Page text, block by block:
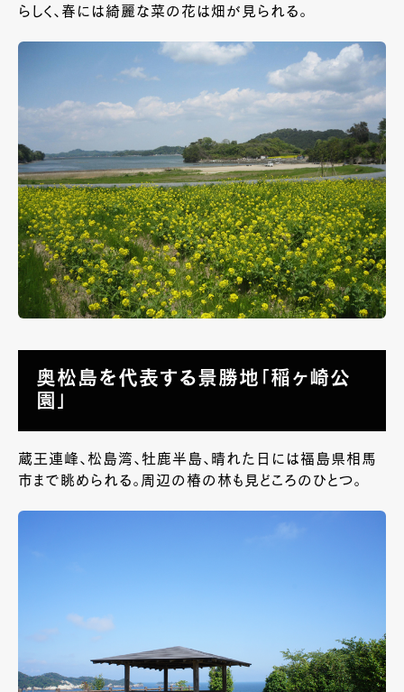
らしく、春には綺麗な菜の花は畑が見られる。
奥松島を代表する景勝地「稲ヶ崎公
園」
蔵王連峰、松島湾、牡鹿半島、晴れた日には福島県相馬
市まで眺められる。周辺の椿の林も見どころのひとつ。